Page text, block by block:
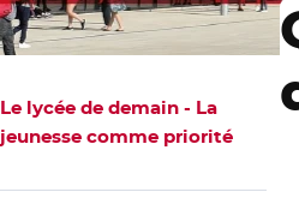
Le lycée de demain - La
jeunesse comme priorité